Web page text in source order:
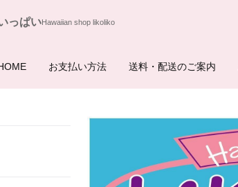
っぱい
お支払い方法 送料・配送のご案内